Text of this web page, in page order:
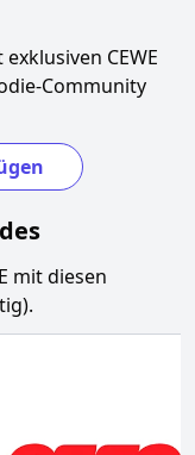
exklusiven CEWE
Community
mit diesen